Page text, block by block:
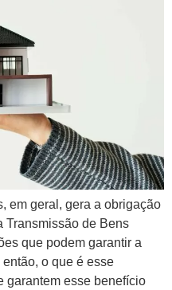
em geral, gera a obrigação
Transmissão de Bens
que podem garantir a
o que é esse
garantem esse benefício